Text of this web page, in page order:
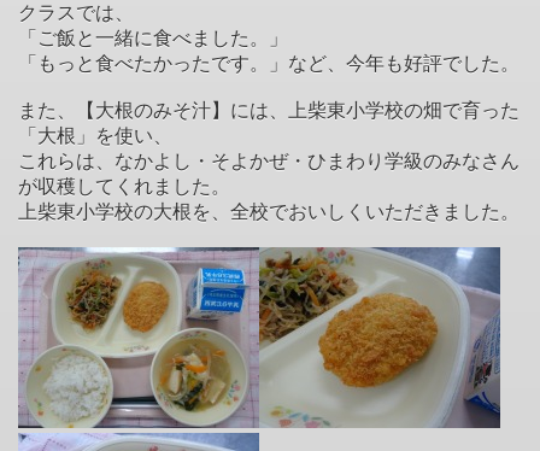
クラスでは、
「ご飯と一緒に食べました。」
「もっと食べたかったです。」など、今年も好評でした。
また、【大根のみそ汁】には、上柴東小学校の畑で育った
「大根」を使い、
これらは、なかよし・そよかぜ・ひまわり学級のみなさん
が収穫してくれました。
上柴東小学校の大根を、全校でおいしくいただきました。